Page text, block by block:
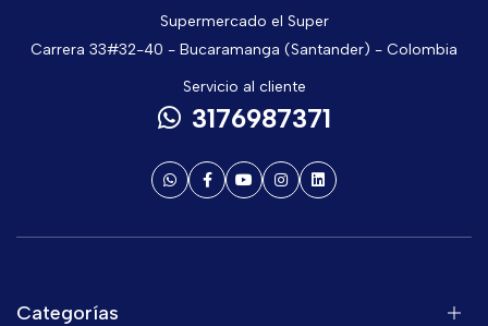
Supermercado el Super
Carrera 33#32-40 - Bucaramanga (Santander) - Colombia
Servicio al cliente
3176987371
Categorías